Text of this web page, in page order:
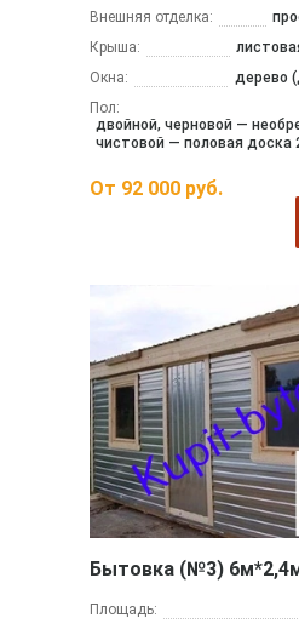
Внешняя отделка:
Крыша:
Окна:
дерево
Пол:
двойной, черновой —
чистовой — половая доска
От 92 000 руб.
Бытовка (№3)
Площадь: